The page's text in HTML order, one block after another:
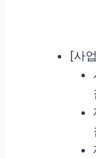
[사